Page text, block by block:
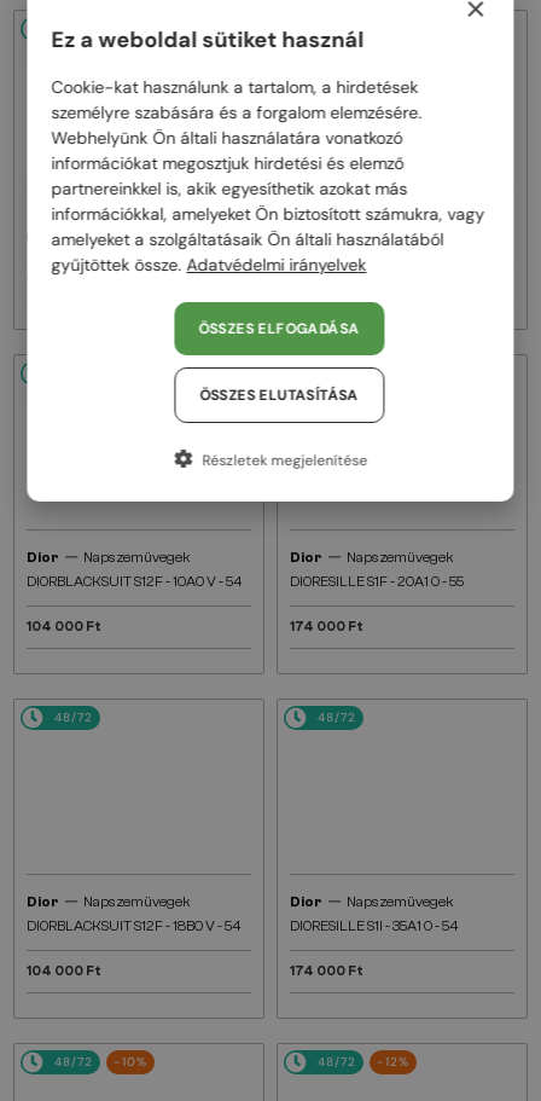
48/72
Dior—Napszemüvegek
CDIOR S1F - 35A0 D - 56
48/72
Dior—Napszemüvegek
DIORB23 S4I - 64A0 V - 56
Dior — Napszemüvegek
DIORBLACKSUIT S12F - 10A0 V - 54
104 000 Ft
48/72
Dior — Napszemüvegek
DIORESILLE S1F - 20A1 O - 55
174 000 Ft
48/72
Dior — Napszemüvegek
DIORBLACKSUIT S12F - 18B0 V - 54
104 000 Ft
48/72
Dior — Napszemüvegek
DIORESILLE S1I - 35A1 O - 54
174 000 Ft
48/72 -10% 48/72 -12%
×
Ez a weboldal sütiket használ
Cookie-kat használunk a tartalom, a hirdetések
személyre szabására és a forgalom elemzésére.
Webhelyünk Ön általi használatára vonatkozó
információkat megosztjuk hirdetési és elemző
partnereinkkel is, akik egyesíthetik azokat más
információkkal, amelyeket Ön biztosított számukra, vagy
amelyeket a szolgáltatásaik Ön általi használatából
gyűjtöttek össze. Adatvédelmi irányelvek
ÖSSZES ELFOGADÁSA
ÖSSZES ELUTASÍTÁSA
Részletek megjelenítése